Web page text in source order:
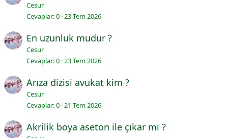
Cesur
Cevaplar 0 23 Tem 2026
En uzunluk mudur ?
Cesur
Cevaplar 0 23 Tem 2026
Arıza dizisi avukat kim ?
Cesur
Cevaplar 0 21 Tem 2026
Akrilik boya aseton ile çıkar mı ?